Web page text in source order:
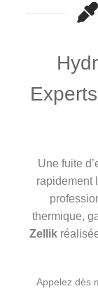
Une fuite
rapidement
thermique,
Zellik
Appelez dès